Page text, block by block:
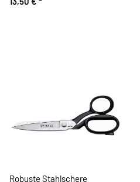
Robuste Stahlschere